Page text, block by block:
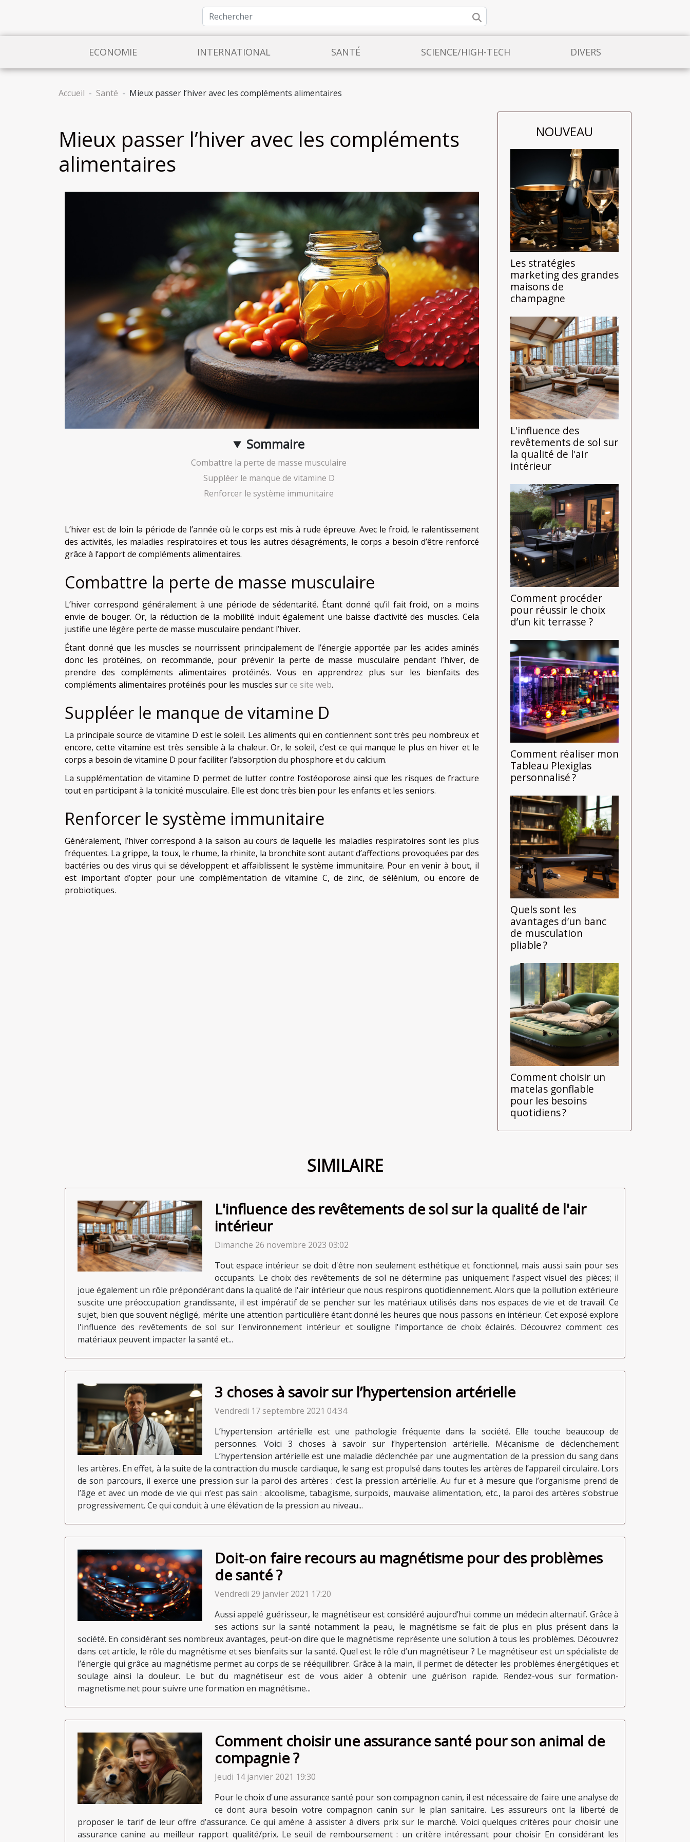
ECONOMIE INTERNATIONAL SANTÉ SCIENCE/HIGH-TECH DIVERS
Accueil Santé Mieux passer l’hiver avec les compléments alimentaires
Mieux passer l’hiver avec les compléments
alimentaires
Sommaire
Combattre la perte de masse musculaire
Suppléer le manque de vitamine D
Renforcer le système immunitaire
L’hiver est de loin la période de l’année où le corps est mis à rude épreuve. Avec le froid, le ralentissement
des activités, les maladies respiratoires et tous les autres désagréments, le corps a besoin d’être renforcé
grâce à l’apport de compléments alimentaires.
Combattre la perte de masse musculaire
L’hiver correspond généralement à une période de sédentarité. Étant donné qu’il fait froid, on a moins
envie de bouger. Or, la réduction de la mobilité induit également une baisse d’activité des muscles. Cela
justifie une légère perte de masse musculaire pendant l’hiver.
Étant donné que les muscles se nourrissent principalement de l’énergie apportée par les acides aminés
donc les protéines, on recommande, pour prévenir la perte de masse musculaire pendant l’hiver, de
prendre des compléments alimentaires protéinés. Vous en apprendrez plus sur les bienfaits des
compléments alimentaires protéinés pour les muscles surce site web.
Suppléer le manque de vitamine D
La principale source de vitamine D est le soleil. Les aliments qui en contiennent sont très peu nombreux et
encore, cette vitamine est très sensible à la chaleur. Or, le soleil, c’est ce qui manque le plus en hiver et le
corps a besoin de vitamine D pour faciliter l’absorption du phosphore et du calcium.
La supplémentation de vitamine D permet de lutter contre l’ostéoporose ainsi que les risques de fracture
tout en participant à la tonicité musculaire. Elle est donc très bien pour les enfants et les seniors.
Renforcer le système immunitaire
Généralement, l’hiver correspond à la saison au cours de laquelle les maladies respiratoires sont les plus
fréquentes. La grippe, la toux, le rhume, la rhinite, la bronchite sont autant d’affections provoquées par des
bactéries ou des virus qui se développent et affaiblissent le système immunitaire. Pour en venir à bout, il
est important d’opter pour une complémentation de vitamine C, de zinc, de sélénium, ou encore de
probiotiques.
NOUVEAU
Les stratégies
marketing des grandes
maisons de
champagne
L'influence des
revêtements de sol sur
la qualité de l'air
intérieur
Comment procéder
pour réussir le choix
d’un kit terrasse ?
Comment réaliser mon
Tableau Plexiglas
personnalisé ?
Quels sont les
avantages d’un banc
de musculation
pliable ?
Comment choisir un
matelas gonflable
pour les besoins
quotidiens ?
SIMILAIRE
L'influence des revêtements de sol sur la qualité de l'air
intérieur
Dimanche 26 novembre 2023 03:02
Tout espace intérieur se doit d'être non seulement esthétique et fonctionnel, mais aussi sain pour ses
occupants. Le choix des revêtements de sol ne détermine pas uniquement l'aspect visuel des pièces; il
joue également un rôle prépondérant dans la qualité de l'air intérieur que nous respirons quotidiennement. Alors que la pollution extérieure
suscite une préoccupation grandissante, il est impératif de se pencher sur les matériaux utilisés dans nos espaces de vie et de travail. Ce
sujet, bien que souvent négligé, mérite une attention particulière étant donné les heures que nous passons en intérieur. Cet exposé explore
l'influence des revêtements de sol sur l'environnement intérieur et souligne l'importance de choix éclairés. Découvrez comment ces
matériaux peuvent impacter la santé et...
3 choses à savoir sur l’hypertension artérielle
Vendredi 17 septembre 2021 04:34
L’hypertension artérielle est une pathologie fréquente dans la société. Elle touche beaucoup de
personnes. Voici 3 choses à savoir sur l’hypertension artérielle. Mécanisme de déclenchement
L’hypertension artérielle est une maladie déclenchée par une augmentation de la pression du sang dans
les artères. En effet, à la suite de la contraction du muscle cardiaque, le sang est propulsé dans toutes les artères de l’appareil circulaire. Lors
de son parcours, il exerce une pression sur la paroi des artères : c’est la pression artérielle. Au fur et à mesure que l’organisme prend de
l’âge et avec un mode de vie qui n’est pas sain : alcoolisme, tabagisme, surpoids, mauvaise alimentation, etc., la paroi des artères s’obstrue
progressivement. Ce qui conduit à une élévation de la pression au niveau...
Doit-on faire recours au magnétisme pour des problèmes
de santé ?
Vendredi 29 janvier 2021 17:20
Aussi appelé guérisseur, le magnétiseur est considéré aujourd’hui comme un médecin alternatif. Grâce à
ses actions sur la santé notamment la peau, le magnétisme se fait de plus en plus présent dans la
société. En considérant ses nombreux avantages, peut-on dire que le magnétisme représente une solution à tous les problèmes. Découvrez
dans cet article, le rôle du magnétisme et ses bienfaits sur la santé. Quel est le rôle d’un magnétiseur ? Le magnétiseur est un spécialiste de
l’énergie qui grâce au magnétisme permet au corps de se rééquilibrer. Grâce à la main, il permet de détecter les problèmes énergétiques et
soulage ainsi la douleur. Le but du magnétiseur est de vous aider à obtenir une guérison rapide. Rendez-vous sur formation-
magnetisme.net pour suivre une formation en magnétisme...
Comment choisir une assurance santé pour son animal de
compagnie ?
Jeudi 14 janvier 2021 19:30
Pour le choix d'une assurance santé pour son compagnon canin, il est nécessaire de faire une analyse de
ce dont aura besoin votre compagnon canin sur le plan sanitaire. Les assureurs ont la liberté de
proposer le tarif de leur offre d’assurance. Ce qui amène à assister à divers prix sur le marché. Voici quelques critères pour choisir une
assurance canine au meilleur rapport qualité/prix. Le seuil de remboursement : un critère intéressant pour choisir En considérant les